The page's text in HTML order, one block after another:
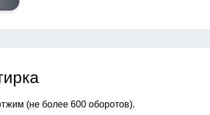
(не более 600 оборотов).